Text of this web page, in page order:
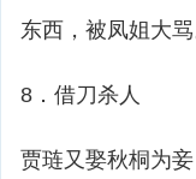
东西，被凤姐大
8．借刀杀人
贾琏又娶秋桐为